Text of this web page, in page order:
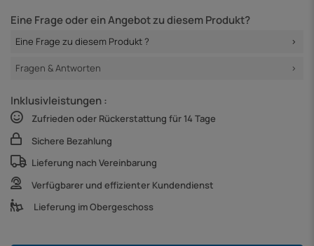
Eine Frage oder ein Angebot zu diesem Produkt?
Eine Frage zu diesem Produkt ?
Fragen & Antworten
Inklusivleistungen :
Zufrieden oder Rückerstattung für 14 Tage
Sichere Bezahlung
Lieferung nach Vereinbarung
Verfügbarer und effizienter Kundendienst
Lieferung im Obergeschoss